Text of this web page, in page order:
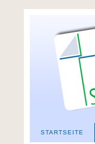
STARTSEITE